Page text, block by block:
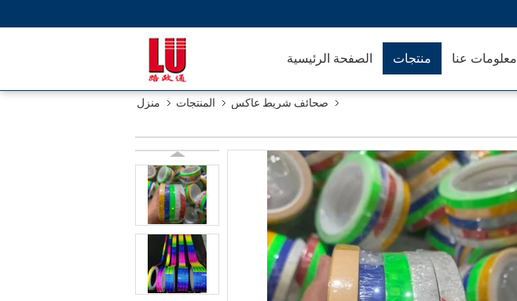
الصفحة الرئيسية منتجات معلومات عنا
منزل المنتجات صحائف شريط عاكس